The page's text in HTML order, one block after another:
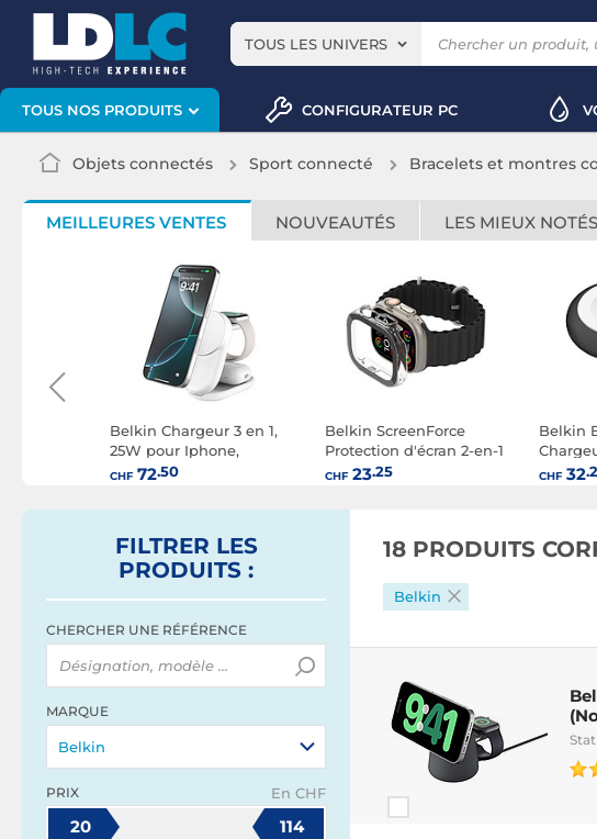
TOUS LES UNIVERS
TOUS NOS PRODUITS CONFIGURATEUR PC
Objets connectés Sport connecté Bracelets et montres
MEILLEURES VENTES NOUVEAUTÉS LES MIEUX NOTÉS
Belkin Chargeur 3 en 1,
25W pour Iphone,
Airpods et Watch QI2.2
CHF72.50
Belkin ScreenForce
Protection d'écran 2-en-1
pour Apple Watch
CHF23.25
Belkin
C pour
CHF32
FILTRER LES
PRODUITS :
CHERCHER UNE RÉFÉRENCE
MARQUE
Belkin
PRIX En CHF
20 114
18 PRODUITS
Belkin